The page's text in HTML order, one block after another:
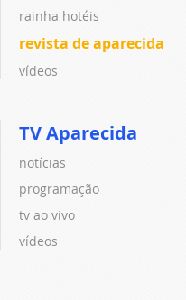
rainha hotéis
revista de aparecida
vídeos
TV Aparecida
notícias
programação
tv ao vivo
vídeos